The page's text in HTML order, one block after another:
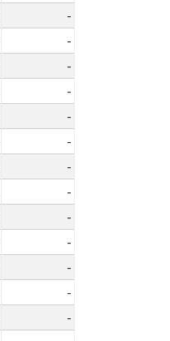
-
-
-
-
-
-
-
-
-
-
-
-
-